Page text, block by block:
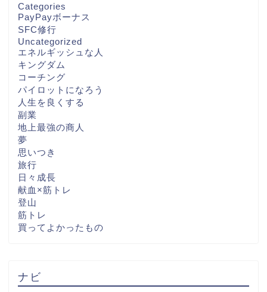
Categories
PayPayボーナス
SFC修行
Uncategorized
エネルギッシュな人
キングダム
コーチング
パイロットになろう
人生を良くする
副業
地上最強の商人
夢
思いつき
旅行
日々成長
献血×筋トレ
登山
筋トレ
買ってよかったもの
ナビ